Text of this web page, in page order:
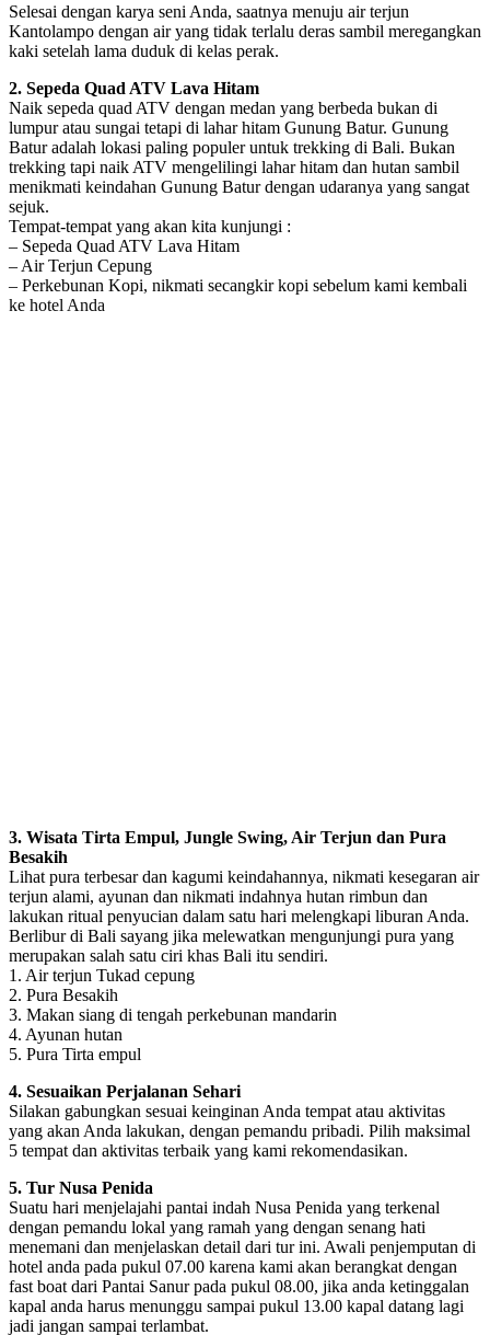
Selesai dengan karya seni Anda, saatnya menuju air terjun
Kantolampo dengan air yang tidak terlalu deras sambil meregangkan
kaki setelah lama duduk di kelas perak.
2. Sepeda Quad ATV Lava Hitam
Naik sepeda quad ATV dengan medan yang berbeda bukan di
lumpur atau sungai tetapi di lahar hitam Gunung Batur. Gunung
Batur adalah lokasi paling populer untuk trekking di Bali. Bukan
trekking tapi naik ATV mengelilingi lahar hitam dan hutan sambil
menikmati keindahan Gunung Batur dengan udaranya yang sangat
sejuk.
Tempat-tempat yang akan kita kunjungi :
– Sepeda Quad ATV Lava Hitam
– Air Terjun Cepung
– Perkebunan Kopi, nikmati secangkir kopi sebelum kami kembali
ke hotel Anda
3. Wisata Tirta Empul, Jungle Swing, Air Terjun dan Pura
Besakih
Lihat pura terbesar dan kagumi keindahannya, nikmati kesegaran air
terjun alami, ayunan dan nikmati indahnya hutan rimbun dan
lakukan ritual penyucian dalam satu hari melengkapi liburan Anda.
Berlibur di Bali sayang jika melewatkan mengunjungi pura yang
merupakan salah satu ciri khas Bali itu sendiri.
1. Air terjun Tukad cepung
2. Pura Besakih
3. Makan siang di tengah perkebunan mandarin
4. Ayunan hutan
5. Pura Tirta empul
4. Sesuaikan Perjalanan Sehari
Silakan gabungkan sesuai keinginan Anda tempat atau aktivitas
yang akan Anda lakukan, dengan pemandu pribadi. Pilih maksimal
5 tempat dan aktivitas terbaik yang kami rekomendasikan.
5. Tur Nusa Penida
Suatu hari menjelajahi pantai indah Nusa Penida yang terkenal
dengan pemandu lokal yang ramah yang dengan senang hati
menemani dan menjelaskan detail dari tur ini. Awali penjemputan di
hotel anda pada pukul 07.00 karena kami akan berangkat dengan
fast boat dari Pantai Sanur pada pukul 08.00, jika anda ketinggalan
kapal anda harus menunggu sampai pukul 13.00 kapal datang lagi
jadi jangan sampai terlambat.